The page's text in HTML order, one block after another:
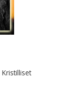
Kristilliset